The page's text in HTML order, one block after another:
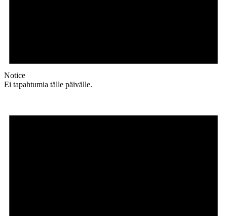
Notice
Ei tapahtumia tälle päivälle.